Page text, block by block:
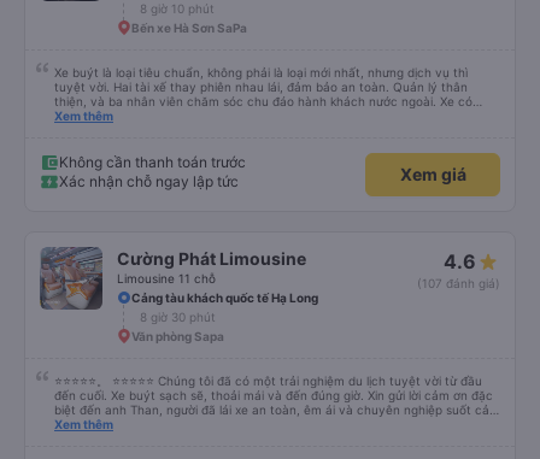
8 giờ 10 phút
Bến xe Hà Sơn SaPa
Xe buýt là loại tiêu chuẩn, không phải là loại mới nhất, nhưng dịch vụ thì
tuyệt vời. Hai tài xế thay phiên nhau lái, đảm bảo an toàn. Quản lý thân
thiện, và ba nhân viên chăm sóc chu đáo hành khách nước ngoài. Xe có
máy lạnh và cổng sạc USB, và dừng thường xuyên ở các khu vực nghỉ ngơi.
khoảng 9 tiếng. Tôi hài lòng với giá vé 480.000 VND.
Xem thêm
Không cần thanh toán trước
Xác nhận chỗ ngay lập tức
Xem giá
Cường Phát Limousine
Limousine 11 chỗ
4.6
(107 đánh giá)
Cảng tàu khách quốc tế Hạ Long
8 giờ 30 phút
Văn phòng Sapa
⭐⭐⭐⭐⭐。 ⭐⭐⭐⭐⭐ Chúng tôi đã có một trải nghiệm du lịch tuyệt vời từ đầu
đến cuối. Xe buýt sạch sẽ, thoải mái và đến đúng giờ. Xin gửi lời cảm ơn đặc
biệt đến anh Than, người đã lái xe an toàn, êm ái và chuyên nghiệp suốt cả
hành trình. Sự cẩn thận của anh ấy khiến chúng tôi cảm thấy thoải mái và
Xem thêm